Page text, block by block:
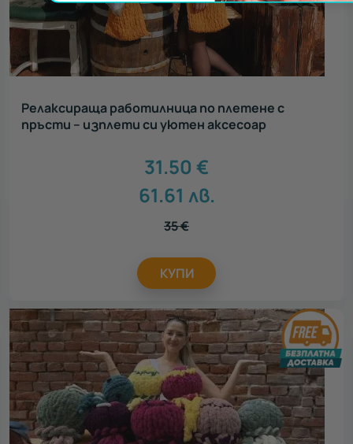
Релаксираща работилница по плетене с
пръсти – изплети си уютен аксесоар
31.50 €
61.61 лв.
35€
КУПИ